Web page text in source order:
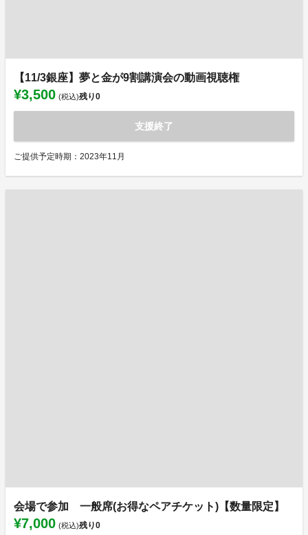
【11/3銀座】夢と金が9割講演会の動画視聴権
¥3,500 (税込)残り0
支援終了
ご提供予定時期：2023年11月
会場で参加 一般席(お得なペアチケット)【数量限定】
¥7,000 (税込)残り0